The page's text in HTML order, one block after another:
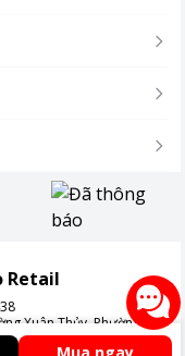
Mua ngay
Retail
Xuân Thủy, Phường Cầu
Nam